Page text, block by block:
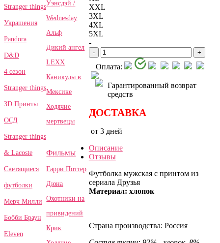
Stranger things
Украшения
Pandora
D&D
4 сезон
Stranger things
3D Принты
ОСД
Stranger things
& Lacoste
Светящиеся
футболки
Мерч Милли
Бобби Браун
Eleven
Уэнсдэй /
Wednesday
Альф
Дикий ангел
LEXX
Каникулы в
Мексике
Ходячие
мертвецы
Фильмы
Гарри Поттер
Дюна
Охотники на
привидений
Крик
XXL
3XL
4XL
5XL
-
- +
Оплата:
Гарантированный возврат
средств
ДОСТАВКА
от 3 дней
Описание
Отзывы
Футболка мужская с принтом из
сериала Друзья
Материал: хлопок
Страна производства: Россия